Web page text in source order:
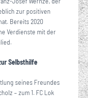
zur positiven
Bereits 2020
Verdienste mit der
Selbsthilfe
seines Freundes
– zum 1. FC Lok